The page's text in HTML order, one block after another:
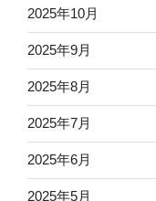
2025年10月
2025年9月
2025年8月
2025年7月
2025年6月
2025年5月